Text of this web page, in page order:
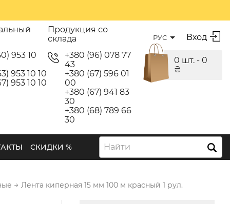
953 10
953 10 10
953 10 10
Продукция со
склада
+380 (96) 078 77
43
+380 (67) 596 01
00
+380 (67) 941 83
30
+380 (68) 789 66
30
РУС Вход
0 шт. - 0
₴
СКИДКИ % Найти
→ Лента киперная 15 мм 100 м красный 1 рул.